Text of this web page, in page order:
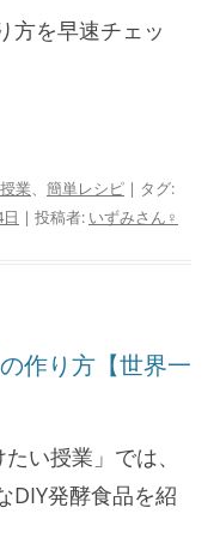
方を早速チェッ
業、 簡単レシピ | タグ:
| 投稿者: いずみさん♀
作り方【世界一
い授業」では、
DIY発酵食品を紹